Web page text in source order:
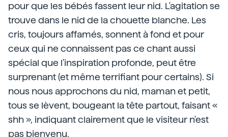
pour que les bébés fassent leur nid. L'agitation se
trouve dans le nid de la chouette blanche. Les
cris, toujours affamés, sonnent à fond et pour
ceux qui ne connaissent pas ce chant aussi
spécial que l'inspiration profonde, peut être
surprenant (et même terrifiant pour certains). Si
nous nous approchons du nid, maman et petit,
tous se lèvent, bougeant la tête partout, faisant «
shh », indiquant clairement que le visiteur n'est
pas bienvenu.